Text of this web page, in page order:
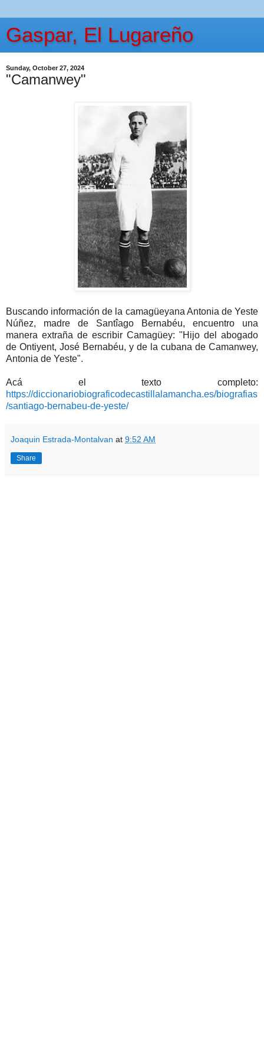
Gaspar, El Lugareño
Sunday, October 27, 2024
"Camanwey"
Buscando información de la camagüeyana Antonia de Yeste
Núñez, madre de Santîago Bernabéu, encuentro una
manera extraña de escribir Camagüey: "Hijo del abogado
de Ontiyent, José Bernabéu, y de la cubana de Camanwey,
Antonia de Yeste".
Acá el texto completo:
https://diccionariobiograficodecastillalamancha.es/biografias
/santiago-bernabeu-de-yeste/
Joaquin Estrada-Montalvan at 9:52 AM
Share